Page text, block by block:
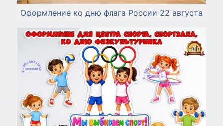
Оформление ко дню флага России 22 августа